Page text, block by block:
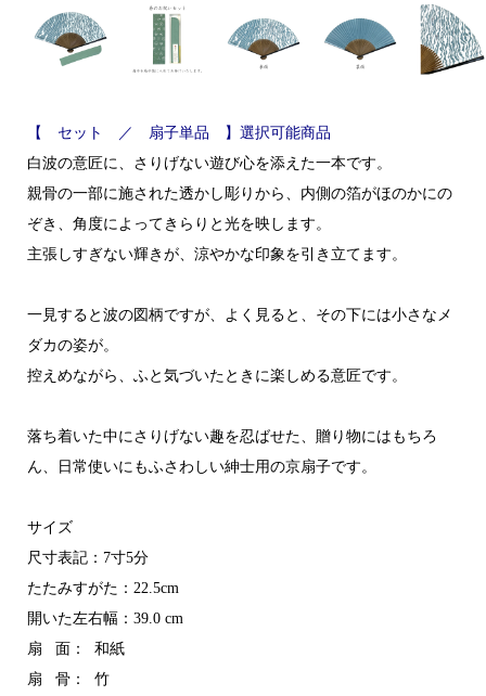
【 セット ／ 扇子単品 】選択可能商品
白波の意匠に、さりげない遊び心を添えた一本です。
親骨の一部に施された透かし彫りから、内側の箔がほのかにの
ぞき、角度によってきらりと光を映します。
主張しすぎない輝きが、涼やかな印象を引き立てます。
一見すると波の図柄ですが、よく見ると、その下には小さなメ
ダカの姿が。
控えめながら、ふと気づいたときに楽しめる意匠です。
落ち着いた中にさりげない趣を忍ばせた、贈り物にはもちろ
ん、日常使いにもふさわしい紳士用の京扇子です。
サイズ
尺寸表記：7寸5分
たたみすがた：22.5cm
開いた左右幅：39.0 cm
扇 面： 和紙
扇 骨： 竹